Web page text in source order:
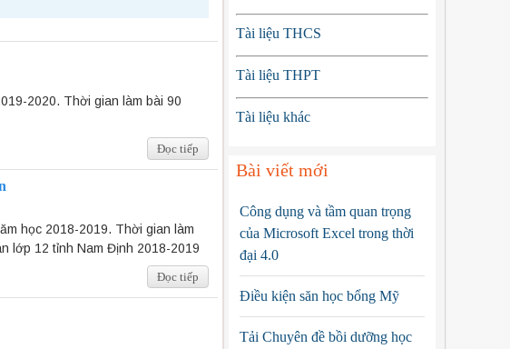
2020. Thời gian làm bài 90
Đọc tiếp
học 2018-2019. Thời gian làm
lớp 12 tỉnh Nam Định 2018-2019
Đọc tiếp
Tài liệu THCS
Tài liệu THPT
Tài liệu khác
Bài viết mới
Công dụng và tầm quan trọng
của Microsoft Excel trong thời
đại 4.0
Điều kiện săn học bổng Mỹ
Tải Chuyên đề bồi dưỡng học